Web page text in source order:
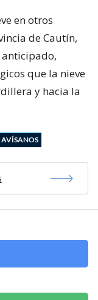
en otros
de Cautín,
que la nieve
y hacia la
AVÍSANOS